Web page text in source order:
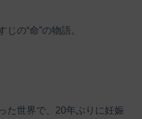
の“命”の物語。
た世界で、20年ぶりに妊娠